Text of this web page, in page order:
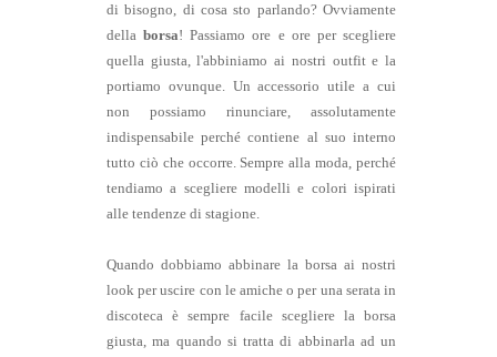
di bisogno, di cosa sto parlando? Ovviamente
dellaborsa! Passiamo ore e ore per scegliere
quella giusta, l'abbiniamo ai nostri outfit e la
portiamo ovunque. Un accessorio utile a cui
non possiamo rinunciare, assolutamente
indispensabile perché contiene al suo interno
tutto ciò che occorre. Sempre alla moda, perché
tendiamo a scegliere modelli e colori ispirati
alle tendenze di stagione.
Quando dobbiamo abbinare la borsa ai nostri
look per uscire con le amiche o per una serata in
discoteca è sempre facile scegliere la borsa
giusta, ma quando si tratta di abbinarla ad un